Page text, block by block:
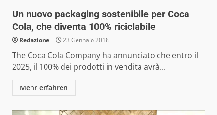
Un nuovo packaging sostenibile per Coca
Cola, che diventa 100% riciclabile
Redazione 23 Gennaio 2018
The Coca Cola Company ha annunciato che entro il
2025, il 100% dei prodotti in vendita avrà...
Mehr erfahren